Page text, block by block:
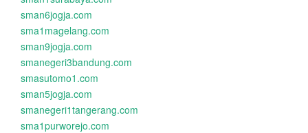
sman6jogja.com
sma1magelang.com
sman9jogja.com
smanegeri3bandung.com
smasutomo1.com
sman5jogja.com
smanegeri1tangerang.com
sma1purworejo.com